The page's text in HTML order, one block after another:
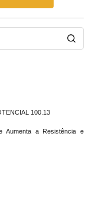
100.13
Aumenta a Resistência e